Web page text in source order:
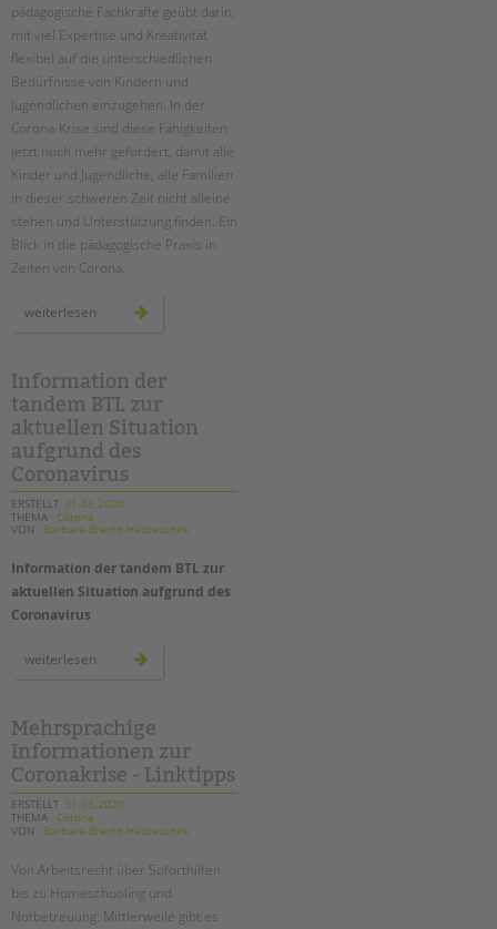
pädagogische Fachkräfte geübt darin,
mit viel Expertise und Kreativität
flexibel auf die unterschiedlichen
Bedürfnisse von Kindern und
Jugendlichen einzugehen. In der
Corona-Krise sind diese Fähigkeiten
jetzt noch mehr gefordert, damit alle
Kinder und Jugendliche, alle Familien
in dieser schweren Zeit nicht alleine
stehen und Unterstützung finden. Ein
Blick in die pädagogische Praxis in
Zeiten von Corona.
weiterlesen
der
notbetreuung
oder
virtuell:
die
pädagogische
arbeit
geht
weiter!
Information der
tandem BTL zur
aktuellen Situation
aufgrund des
Coronavirus
ERSTELLT 31.03.2020
THEMA Corona
VON
Barbara Brecht-Hadraschek
Information der tandem BTL zur
aktuellen Situation aufgrund des
Coronavirus
weiterlesen information
aktuellen
situation
aufgrund
des
coronavirus
Mehrsprachige
Informationen zur
Coronakrise - Linktipps
ERSTELLT 31.03.2020
THEMA Corona
VON
Barbara Brecht-Hadraschek
Von Arbeitsrecht über Soforthilfen
bis zu Homeschooling und
Notbetreuung: Mittlerweile gibt es